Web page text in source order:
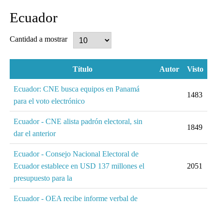
Ecuador
Cantidad a mostrar
Título Autor Visto
Ecuador: CNE busca equipos en Panamá
para el voto electrónico
1483
Ecuador - CNE alista padrón electoral, sin
dar el anterior
1849
Ecuador - Consejo Nacional Electoral de
Ecuador establece en USD 137 millones el
presupuesto para la
2051
Ecuador - OEA recibe informe verbal de